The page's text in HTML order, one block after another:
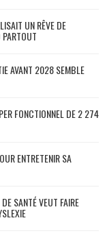
UN RÊVE DE
PARTOUT
AVANT 2028 SEMBLE
FONCTIONNEL DE 2 274
ENTRETENIR SA
SANTÉ VEUT FAIRE